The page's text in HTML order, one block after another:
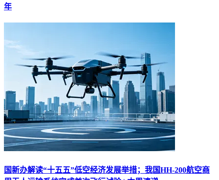
年
国新办解读“十五五”低空经济发展举措；我国HH-200航空商